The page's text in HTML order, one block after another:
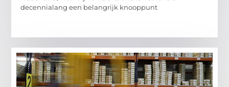
decennialang een belangrijk knooppunt